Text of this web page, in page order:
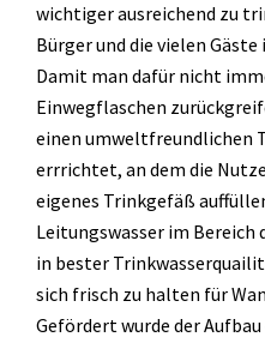
wichtiger ausreichend zu
Bürger und die vielen
Damit man dafür nicht
Einwegflaschen
einen umweltfreundlichen
errrichtet, an dem die
eigenes Trinkgefäß
Leitungswasser im Bereich
in bester
sich frisch zu halten für
Gefördert wurde der